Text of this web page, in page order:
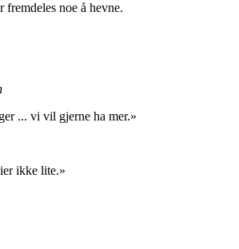
fremdeles noe å hevne.
... vi vil gjerne ha mer.»
ikke lite.»